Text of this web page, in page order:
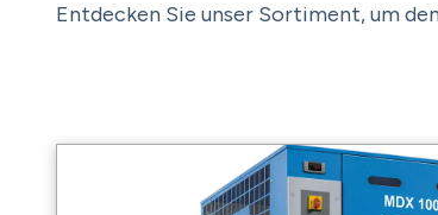
Entdecken Sie unser Sortiment, um